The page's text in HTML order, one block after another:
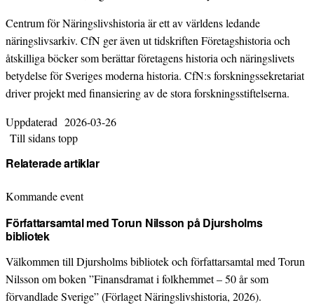
Centrum för Näringslivshistoria är ett av världens ledande
näringslivsarkiv. CfN ger även ut tidskriften Företagshistoria och
åtskilliga böcker som berättar företagens historia och näringslivets
betydelse för Sveriges moderna historia. CfN:s forskningssekretariat
driver projekt med finansiering av de stora forskningsstiftelserna.
Uppdaterad 2026-03-26
Till sidans topp
Relaterade artiklar
Kommande event
Författarsamtal med Torun Nilsson på Djursholms
bibliotek
Välkommen till Djursholms bibliotek och författarsamtal med Torun
Nilsson om boken ”Finansdramat i folkhemmet – 50 år som
förvandlade Sverige” (Förlaget Näringslivshistoria, 2026).